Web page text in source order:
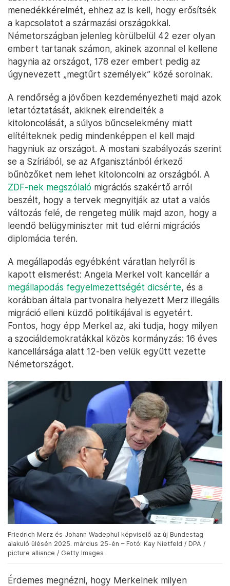
menedékkérelmét, ehhez az is kell, hogy erősítsék
a kapcsolatot a származási országokkal.
Németországban jelenleg körülbelül 42 ezer olyan
embert tartanak számon, akinek azonnal el kellene
hagynia az országot, 178 ezer embert pedig az
úgynevezett „megtűrt személyek” közé sorolnak.
A rendőrség a jövőben kezdeményezheti majd azok
letartóztatását, akiknek elrendelték a
kitoloncolását, a súlyos bűncselekmény miatt
elítélteknek pedig mindenképpen el kell majd
hagyniuk az országot. A mostani szabályozás szerint
se a Szíriából, se az Afganisztánból érkező
bűnözőket nem lehet kitoloncolni az országból. A
ZDF-nek megszólaló migrációs szakértő arról
beszélt, hogy a tervek megnyitják az utat a valós
változás felé, de rengeteg múlik majd azon, hogy a
leendő belügyminiszter mit tud elérni migrációs
diplomácia terén.
A megállapodás egyébként váratlan helyről is
kapott elismerést: Angela Merkel volt kancellár a
megállapodás fegyelmezettségét dicsérte, és a
korábban általa partvonalra helyezett Merz illegális
migráció elleni küzdő politikájával is egyetért.
Fontos, hogy épp Merkel az, aki tudja, hogy milyen
a szociáldemokratákkal közös kormányzás: 16 éves
kancellársága alatt 12-ben velük együtt vezette
Németországot.
Friedrich Merz és Johann Wadephul képviselő az új Bundestag
alakuló ülésén 2025. március 25-én – Fotó: Kay Nietfeld / DPA /
picture alliance / Getty Images
Érdemes megnézni, hogy Merkelnek milyen